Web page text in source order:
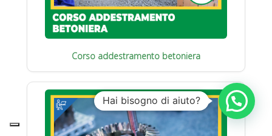
Corso addestramento betoniera
Hai bisogno di aiuto?